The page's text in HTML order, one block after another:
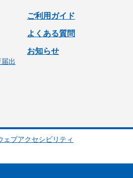
出
ご利用ガイド
よくある質問
お知らせ
ェブアクセシビリティ